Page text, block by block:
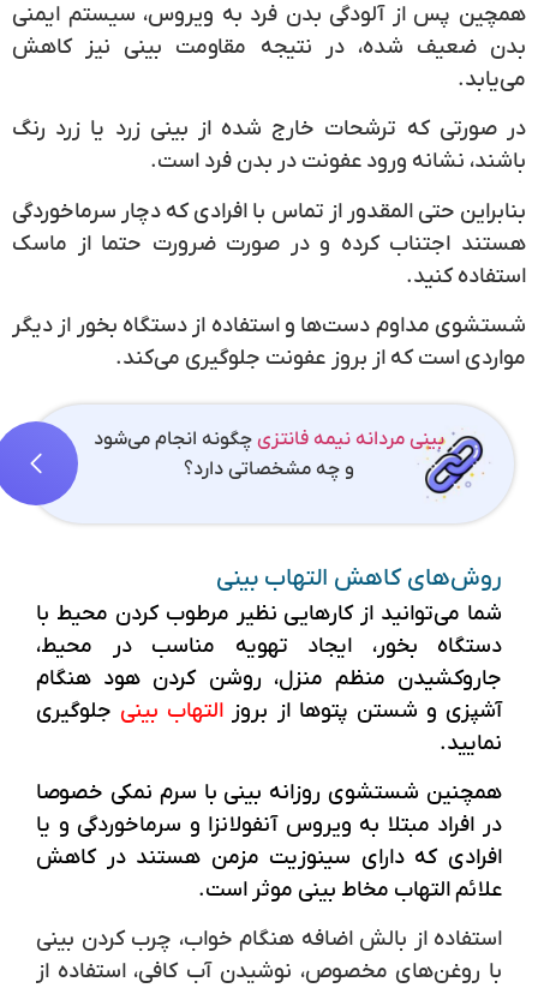
همچین پس از آلودگی بدن فرد به ویروس، سیستم ایمنی
بدن ضعیف شده، در نتیجه مقاومت بینی نیز کاهش
می‌یابد.
در صورتی که ترشحات خارج شده از بینی زرد یا زرد رنگ
باشند، نشانه ورود عفونت در بدن فرد است.
بنابراین حتی المقدور از تماس با افرادی که دچار سرماخوردگی
هستند اجتناب کرده و در صورت ضرورت حتما از ماسک
استفاده کنید.
شستشوی مداوم دست‌ها و استفاده از دستگاه بخور از دیگر
مواردی است که از بروز عفونت جلوگیری می‌کند.
بینی مردانه نیمه فانتزیچگونه انجام می‌شود
و چه مشخصاتی دارد؟
روش‌های کاهش التهاب بینی
شما می‌توانید از کارهایی نظیر مرطوب کردن محیط با
دستگاه بخور، ایجاد تهویه مناسب در محیط،
جاروکشیدن منظم منزل، روشن کردن هود هنگام
آشپزی و شستن پتوها از بروز التهاب بینیجلوگیری
نمایید.
همچنین شستشوی روزانه بینی با سرم نمکی خصوصا
در افراد مبتلا به ویروس آنفولانزا و سرماخوردگی و یا
افرادی که دارای سینوزیت مزمن هستند در کاهش
علائم التهاب مخاط بینی موثر است.
استفاده از بالش اضافه هنگام خواب، چرب کردن بینی
با روغن‌های مخصوص، نوشیدن آب کافی، استفاده از